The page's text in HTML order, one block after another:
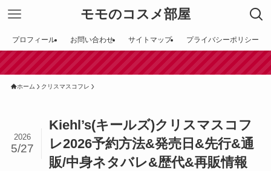
モモのコスメ部屋
プロフィール お問い合わせ サイトマップ プライバシーポリシー
【田
ホーム クリスマスコフレ
Kiehl’s(キールズ)クリスマスコフ
レ2026予約方法&発売日&先行&通
販/中身ネタバレ&歴代&再販情報
2026
5/27